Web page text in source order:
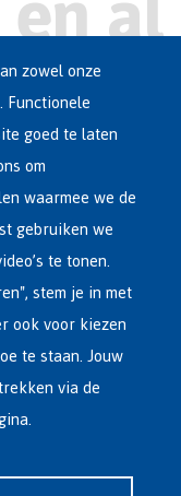
zowel onze
goed te laten
om
waarmee we de
gebruiken we
te tonen.
stem je in met
ook voor kiezen
te staan. Jouw
via de